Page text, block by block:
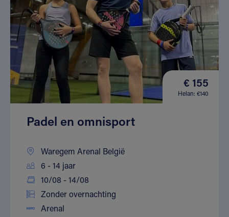
€ 155
Helan: €140
Padel en omnisport
Waregem Arenal België
6 - 14 jaar
10/08 - 14/08
Zonder overnachting
Arenal